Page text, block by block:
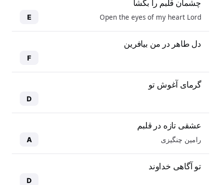
چشمان قلبم را بگشا
Open the eyes of my heart Lord
E
دل طاهر در من بیافرین
F
گرمای آغوش تو
D
عشقی تازه در قلبم
رامین چنگیزی A
تو آگاهی خداوند
D